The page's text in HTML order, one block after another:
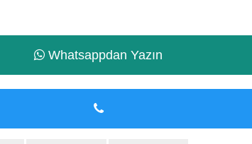
Whatsappdan Yazın